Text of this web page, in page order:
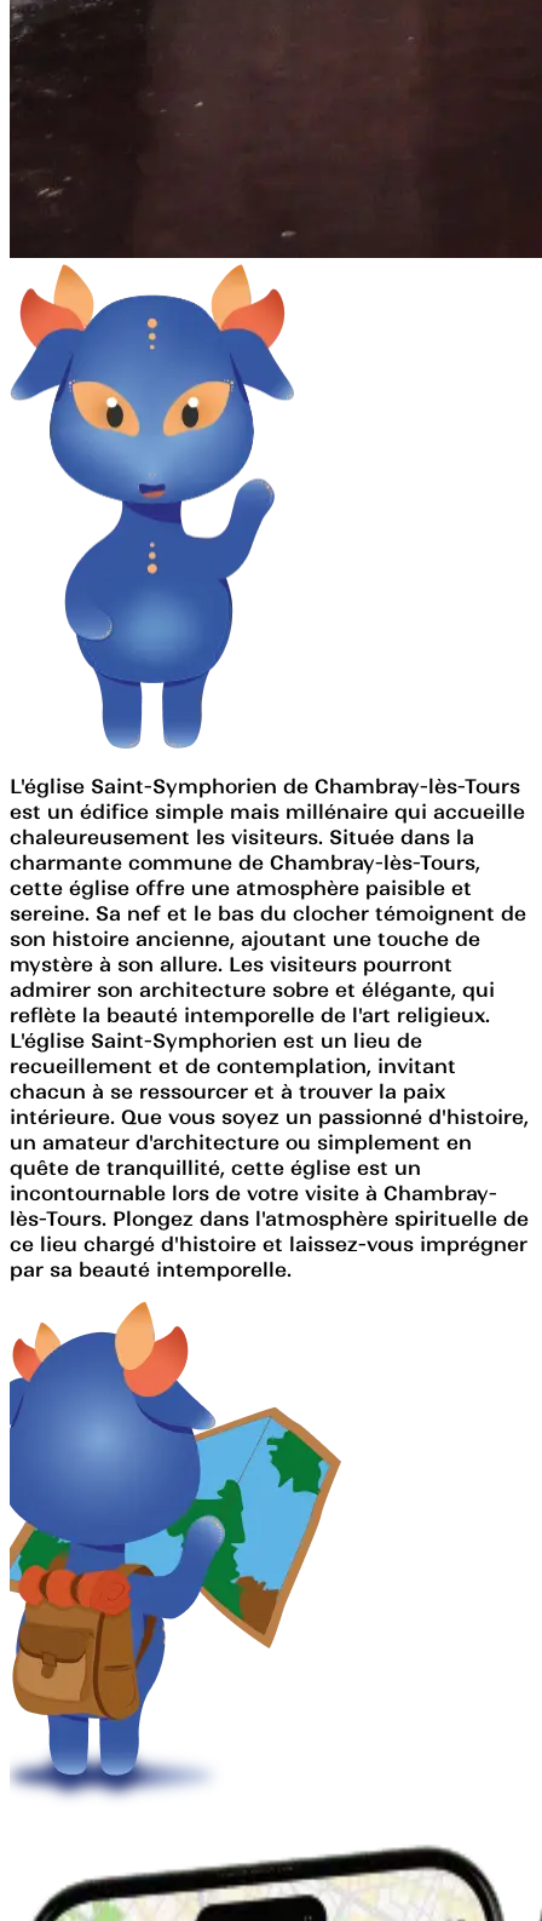
L'église Saint-Symphorien de Chambray-lès-Tours
est un édifice simple mais millénaire qui accueille
chaleureusement les visiteurs. Située dans la
charmante commune de Chambray-lès-Tours,
cette église offre une atmosphère paisible et
sereine. Sa nef et le bas du clocher témoignent de
son histoire ancienne, ajoutant une touche de
mystère à son allure. Les visiteurs pourront
admirer son architecture sobre et élégante, qui
reflète la beauté intemporelle de l'art religieux.
L'église Saint-Symphorien est un lieu de
recueillement et de contemplation, invitant
chacun à se ressourcer et à trouver la paix
intérieure. Que vous soyez un passionné d'histoire,
un amateur d'architecture ou simplement en
quête de tranquillité, cette église est un
incontournable lors de votre visite à Chambray-
lès-Tours. Plongez dans l'atmosphère spirituelle de
ce lieu chargé d'histoire et laissez-vous imprégner
par sa beauté intemporelle.